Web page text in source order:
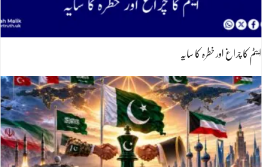
ایٹم کا چراغ اور خطرہ کا سایہ